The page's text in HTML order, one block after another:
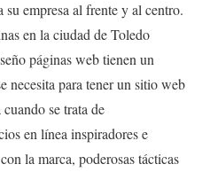
empresa al frente y al centro.
en la ciudad de Toledo
páginas web tienen un
necesita para tener un sitio web
se trata de
en línea inspiradores e
la marca, poderosas tácticas